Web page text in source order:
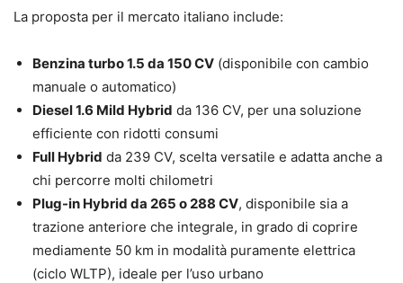
La proposta per il mercato italiano include:
Benzina turbo 1.5 da 150 CV (disponibile con cambio
manuale o automatico)
Diesel 1.6 Mild Hybrid da 136 CV, per una soluzione
efficiente con ridotti consumi
Full Hybrid da 239 CV, scelta versatile e adatta anche a
chi percorre molti chilometri
Plug-in Hybrid da 265 o 288 CV, disponibile sia a
trazione anteriore che integrale, in grado di coprire
mediamente 50 km in modalità puramente elettrica
(ciclo WLTP), ideale per l’uso urbano